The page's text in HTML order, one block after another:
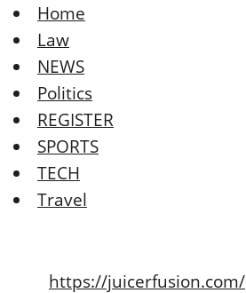
Home
Law
NEWS
Politics
REGISTER
SPORTS
TECH
Travel
https://juicerfusion.com/